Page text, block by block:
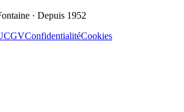
· Depuis 1952
CGVConfidentialitéCookies